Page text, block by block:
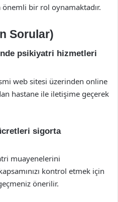
bir rol oynamaktadır.
Sorular)
psikiyatri hizmetleri
web sitesi üzerinden online
hastane ile iletişime geçerek
sigorta
muayenelerini
kontrol etmek için
önerilir.